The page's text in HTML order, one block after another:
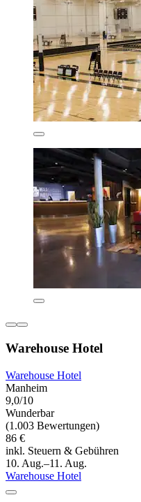
Warehouse Hotel
Warehouse Hotel
Manheim
9,0/10
Wunderbar
(1.003 Bewertungen)
86 €
inkl. Steuern & Gebühren
10. Aug.–11. Aug.
Warehouse Hotel